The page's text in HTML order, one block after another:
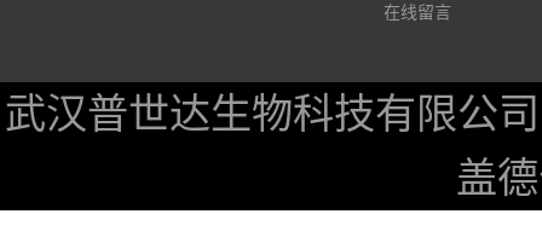
在线留言
武汉普世达生物科技有限公司
盖